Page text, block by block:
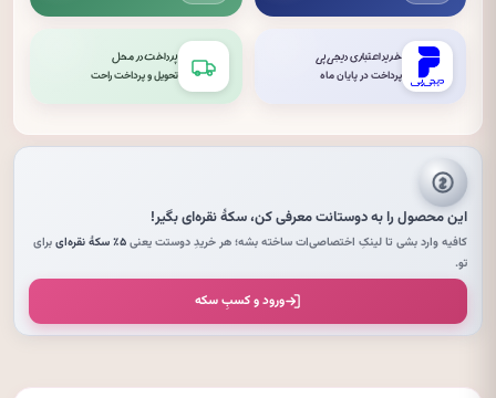
خرید اعتباری دیجی‌پی
پرداخت در پایان ماه
پرداخت در محل
تحویل و پرداخت راحت
این محصول را به دوستانت معرفی کن،سکهٔ نقره‌ایبگیر!
کافیه وارد بشی تا لینکِ اختصاصی‌ات ساخته بشه؛ هر خریدِ دوستت یعنی۵٪ سکهٔ نقره‌ای
برای
تو.
ورود و کسبِ سکه